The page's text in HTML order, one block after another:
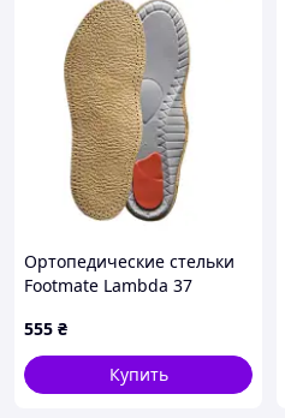
Ортопедические стельки
Footmate Lambda 37
555 ₴
Купить